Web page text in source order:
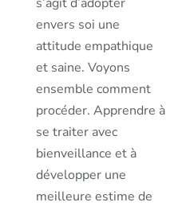
envers soi une
attitude empathique
et saine. Voyons
ensemble comment
procéder. Apprendre à
se traiter avec
bienveillance et à
développer une
meilleure estime de